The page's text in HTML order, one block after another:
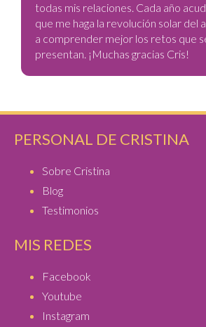
todas mis relaciones. Cada año
que me haga la revolución solar del
a comprender mejor los retos que
presentan. ¡Muchas gracias Cris!
PERSONAL DE CRISTINA
Sobre Cristina
Blog
Testimonios
MIS REDES
Facebook
Youtube
Instagram